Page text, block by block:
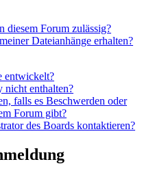
diesem Forum zulässig?
Dateianhänge erhalten?
entwickelt?
nicht enthalten?
falls es Beschwerden oder
Forum gibt?
des Boards kontaktieren?